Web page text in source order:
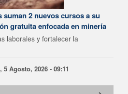
suman 2 nuevos cursos a su
gratuita enfocada en minería
laborales y fortalecer la
5 Agosto, 2026 - 09:11